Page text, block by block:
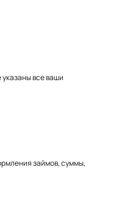
указаны все ваши
займов, суммы,